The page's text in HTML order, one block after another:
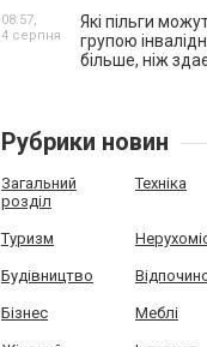
Які пільги
групою
більше, ніж
08:57,
4 серпня
Рубрики новин
Загальний
розділ
Техніка
Туризм
Будівництво
Бізнес Меблі